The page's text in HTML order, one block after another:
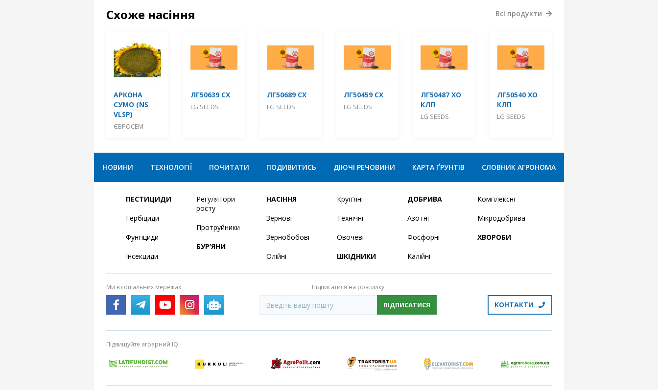
Схоже насіння
АРКОНА
СУМО (NS
VLSP)
ЄВРОСЕМ
ЛГ50639 СХ
LG SEEDS
ЛГ50689 СХ
LG SEEDS
ЛГ50459 СХ
LG SEEDS
ЛГ50487 ХО
КЛП
LG SEEDS
ЛГ50540 ХО
КЛП
LG SEEDS
Всі продукти
НОВИНИ ТЕХНОЛОГІЇ ПОЧИТАТИ ПОДИВИТИСЬ ДІЮЧІ РЕЧОВИНИ КАРТА ҐРУНТІВ СЛОВНИК АГРОНОМА
ПЕСТИЦИДИ
Гербіциди
Фунгіциди
Інсекциди
Регулятори
росту
Протруйники
БУР’ЯНИ
НАСІННЯ
Зернові
Зернобобові
Олійні
Круп’яні
Технічні
Овочеві
ШКІДНИКИ
ДОБРИВА
Азотні
Фосфорні
Калійні
Комплексні
Мікродобрива
ХВОРОБИ
Ми в соціальних мережах Підписатися на розсилку
ПІДПИСАТИСЯ КОНТАКТИ
Підвищуйте аграрний IQ